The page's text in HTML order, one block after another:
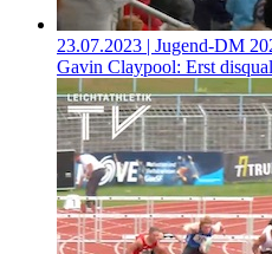
23.07.2023 | Jugend-DM
Gavin Claypool: Erst